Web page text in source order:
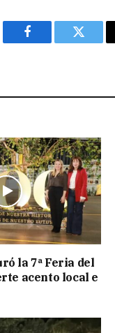
Facebook Twitter
la 7ª Feria del
acento local e